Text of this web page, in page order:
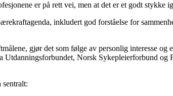
er på rett vei, men at det er et godt stykke
inkludert god forståelse for
gjør det som følge av personlig interesse og
Norsk Sykepleierforbund og
sentralt: